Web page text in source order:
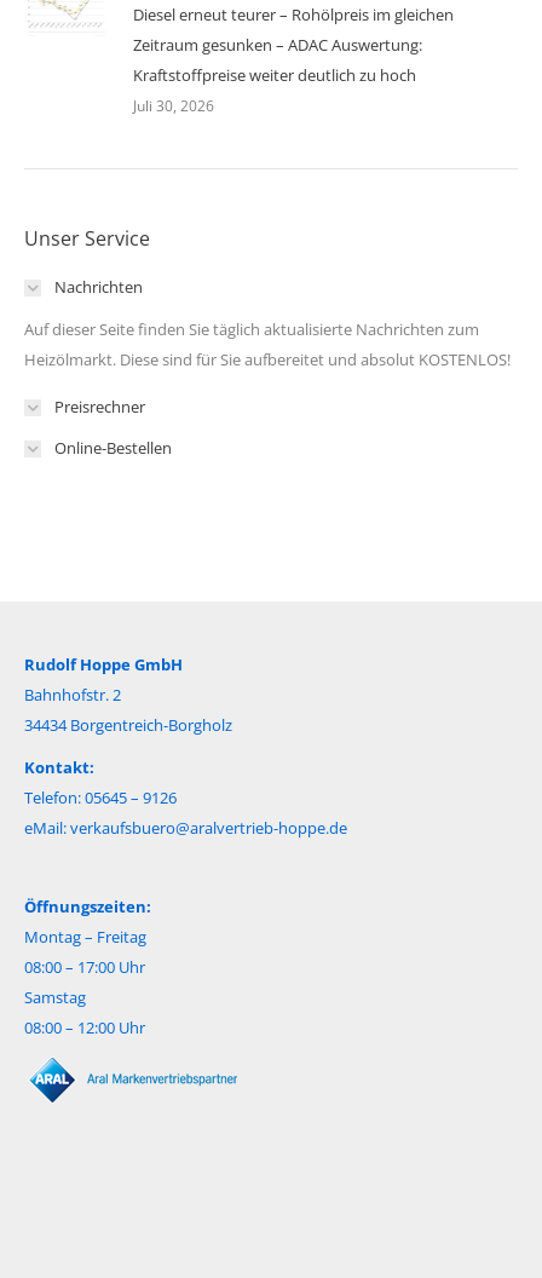
Diesel erneut teurer – Rohölpreis im gleichen
Zeitraum gesunken – ADAC Auswertung:
Kraftstoffpreise weiter deutlich zu hoch
Juli 30, 2026
Unser Service
Nachrichten
Auf dieser Seite finden Sie täglich aktualisierte Nachrichten zum
Heizölmarkt. Diese sind für Sie aufbereitet und absolut KOSTENLOS!
Preisrechner
Online-Bestellen
Rudolf Hoppe GmbH
Bahnhofstr. 2
34434 Borgentreich-Borgholz
Kontakt:
Telefon: 05645 – 9126
eMail:verkaufsbuero@aralvertrieb-hoppe.de
Öffnungszeiten:
Montag – Freitag
08:00 – 17:00 Uhr
Samstag
08:00 – 12:00 Uhr